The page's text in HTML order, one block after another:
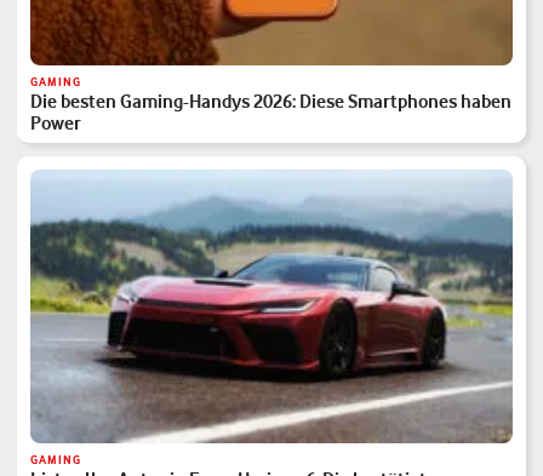
GAMING
Die besten Gaming-Handys 2026: Diese Smartphones haben
Power
GAMING